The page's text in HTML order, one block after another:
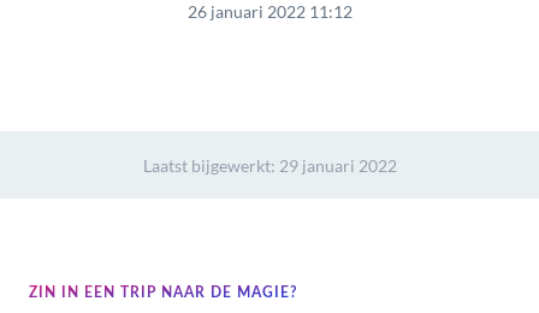
26 januari 2022 11:12
Laatst bijgewerkt: 29 januari 2022
ZIN IN EEN TRIP NAAR DE MAGIE?